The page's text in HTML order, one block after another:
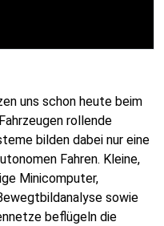
uns schon heute beim
rollende
bilden dabei nur eine
Fahren. Kleine,
Minicomputer,
sowie
beflügeln die